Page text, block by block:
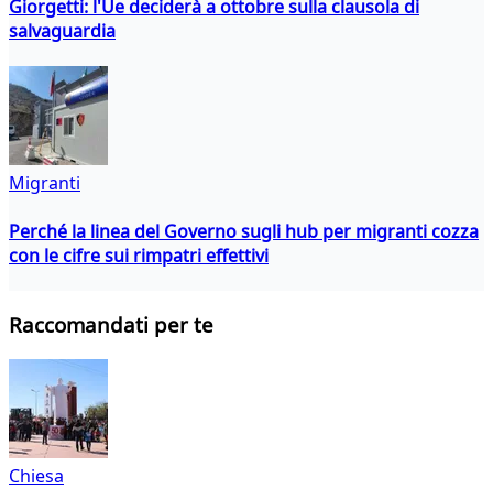
Giorgetti: l'Ue deciderà a ottobre sulla clausola di
salvaguardia
Migranti
Perché la linea del Governo sugli hub per migranti cozza
con le cifre sui rimpatri effettivi
Raccomandati per te
Chiesa